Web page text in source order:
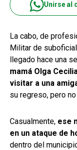
Unirse al
La cabo, de
Militar de
llegado hace una
mamá Olga
visitar a una
su regreso, pero
Casualmente, ese
en un ataque de
dentro del